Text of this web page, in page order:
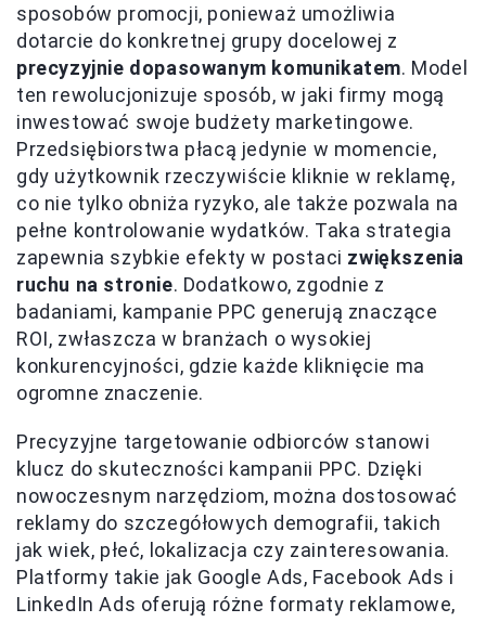
sposobów promocji, ponieważ umożliwia
dotarcie do konkretnej grupy docelowej z
precyzyjnie dopasowanym komunikatem. Model
ten rewolucjonizuje sposób, w jaki firmy mogą
inwestować swoje budżety marketingowe.
Przedsiębiorstwa płacą jedynie w momencie,
gdy użytkownik rzeczywiście kliknie w reklamę,
co nie tylko obniża ryzyko, ale także pozwala na
pełne kontrolowanie wydatków. Taka strategia
zapewnia szybkie efekty w postaci zwiększenia
ruchu na stronie. Dodatkowo, zgodnie z
badaniami, kampanie PPC generują znaczące
ROI, zwłaszcza w branżach o wysokiej
konkurencyjności, gdzie każde kliknięcie ma
ogromne znaczenie.
Precyzyjne targetowanie odbiorców stanowi
klucz do skuteczności kampanii PPC. Dzięki
nowoczesnym narzędziom, można dostosować
reklamy do szczegółowych demografii, takich
jak wiek, płeć, lokalizacja czy zainteresowania.
Platformy takie jak Google Ads, Facebook Ads i
LinkedIn Ads oferują różne formaty reklamowe,